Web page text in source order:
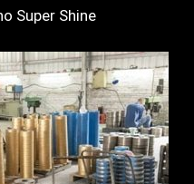
Super Shine